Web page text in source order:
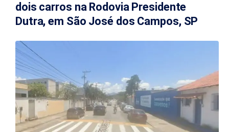
dois carros na Rodovia Presidente
Dutra, em São José dos Campos, SP